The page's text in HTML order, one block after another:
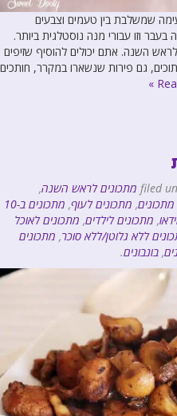
שמשלבת בין טעמים וצבעים
וזו עבורי מנה נוסטלגית ביותר.
השנה. אתם יכולים להוסיף שזיפים
גם פירות שנשארו במקרר, חותכים
מתכונים לראש השנה,
מתכונים, מתכונים לעוף,
מתכונים ב-10
, מתכונים לילדים, מתכונים לאוכל
ללא גלוטן/ללא סוכר, מתכונים
, בונבונים.